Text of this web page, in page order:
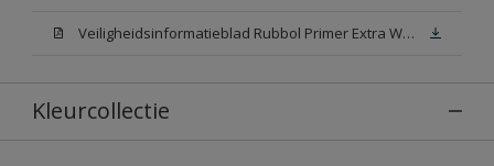
Veiligheidsinformatieblad Rubbol Primer Extra White W05 (MSDS)
Kleurcollectie